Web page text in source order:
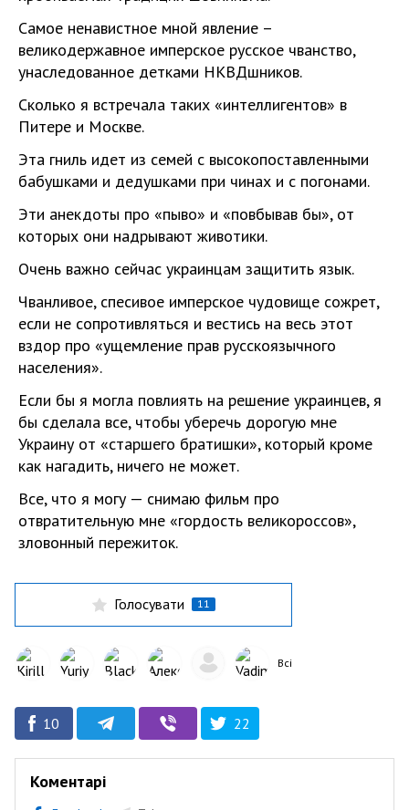
Самое ненавистное мной явление –
великодержавное имперское русское чванство,
унаследованное детками НКВДшников.
Сколько я встречала таких «интеллигентов» в
Питере и Москве.
Эта гниль идет из семей с высокопоставленными
бабушками и дедушками при чинах и с погонами.
Эти анекдоты про «пыво» и «повбывав бы», от
которых они надрывают животики.
Очень важно сейчас украинцам защитить язык.
Чванливое, спесивое имперское чудовище сожрет,
если не сопротивляться и вестись на весь этот
вздор про «ущемление прав русскоязычного
населения».
Если бы я могла повлиять на решение украинцев, я
бы сделала все, чтобы уберечь дорогую мне
Украину от «старшего братишки», который кроме
как нагадить, ничего не может.
Все, что я могу — снимаю фильм про
отвратительную мне «гордость великороссов»,
зловонный пережиток.
Голосувати 11
Всі
10 22
Коментарі